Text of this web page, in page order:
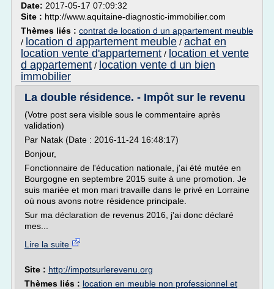
Date: 2017-05-17 07:09:32
Site : http://www.aquitaine-diagnostic-immobilier.com
Thèmes liés : contrat de location d un appartement meuble
/ location d appartement meuble / achat en
location vente d'appartement / location et vente
d appartement / location vente d un bien
immobilier
La double résidence. - Impôt sur le revenu
(Votre post sera visible sous le commentaire après
validation)
Par Natak (Date : 2016-11-24 16:48:17)
Bonjour,
Fonctionnaire de l'éducation nationale, j'ai été mutée en
Bourgogne en septembre 2015 suite à une promotion. Je
suis mariée et mon mari travaille dans le privé en Lorraine
où nous avons notre résidence principale.
Sur ma déclaration de revenus 2016, j'ai donc déclaré
mes...
Lire la suite
Site : http://impotsurlerevenu.org
Thèmes liés : location en meuble non professionnel et